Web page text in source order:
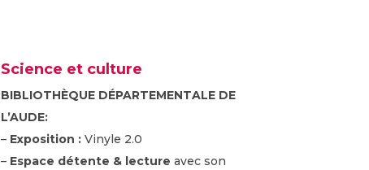
Science et culture
BIBLIOTHÈQUE DÉPARTEMENTALE DE
L’AUDE:
– Exposition :Vinyle 2.0
– Espace détente & lecture avec son